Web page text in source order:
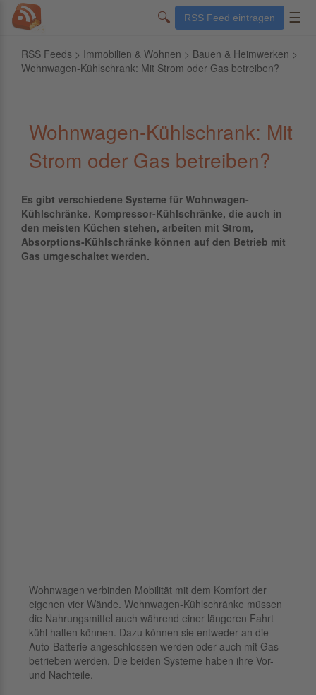
🔍 RSS Feed eintragen ☰
RSS Feeds > Immobilien & Wohnen > Bauen & Heimwerken >
Wohnwagen-Kühlschrank: Mit Strom oder Gas betreiben?
Wohnwagen-Kühlschrank: Mit
Strom oder Gas betreiben?
Es gibt verschiedene Systeme für Wohnwagen-
Kühlschränke. Kompressor-Kühlschränke, die auch in
den meisten Küchen stehen, arbeiten mit Strom,
Absorptions-Kühlschränke können auf den Betrieb mit
Gas umgeschaltet werden.
Wohnwagen verbinden Mobilität mit dem Komfort der
eigenen vier Wände. Wohnwagen-Kühlschränke müssen
die Nahrungsmittel auch während einer längeren Fahrt
kühl halten können. Dazu können sie entweder an die
Auto-Batterie angeschlossen werden oder auch mit Gas
betrieben werden. Die beiden Systeme haben ihre Vor-
und Nachteile.